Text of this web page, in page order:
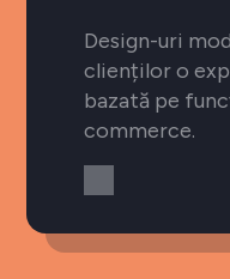
Design-uri
clienților o
bazată pe
commerce.